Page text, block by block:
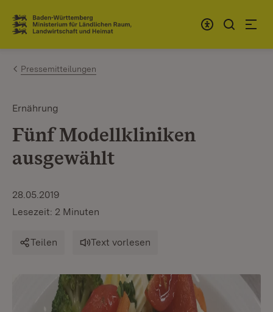
Zum Inhalt springen
Link zur Startseite
Pressemitteilungen
Ernährung
Fünf Modellkliniken
ausgewählt
28.05.2019
Lesezeit: 2 Minuten
Teilen Text vorlesen